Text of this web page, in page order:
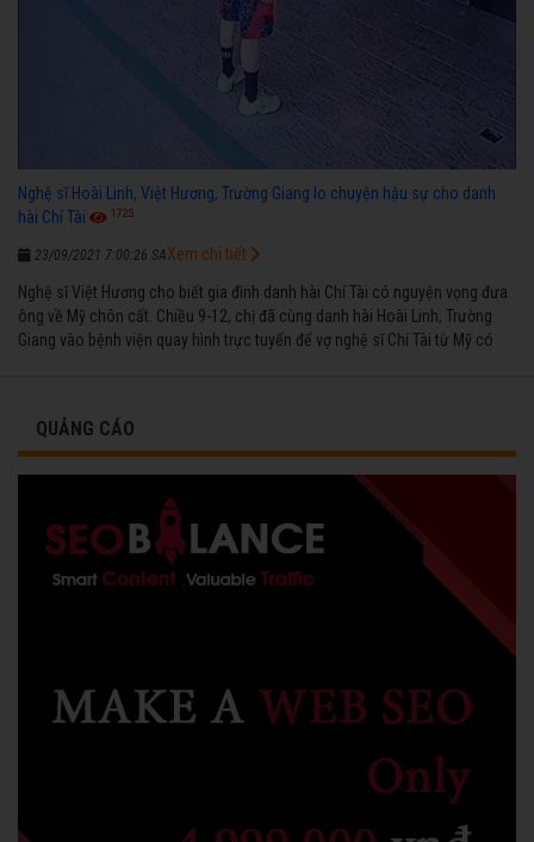
Nghệ sĩ Hoài Linh, Việt Hương, Trường Giang lo chuyện hậu sự cho danh
hài Chí Tài
1725
23/09/2021 7:00:26 SA
Nghệ sĩ Việt Hương cho biết gia đình danh hài Chí Tài có nguyện vọng đưa
ông về Mỹ chôn cất. Chiều 9-12, chị đã cùng danh hài Hoài Linh, Trường
Giang vào bệnh viện quay hình trực tuyến để vợ nghệ sĩ Chí Tài từ Mỹ có
Xem chi tiết
QUẢNG CÁO